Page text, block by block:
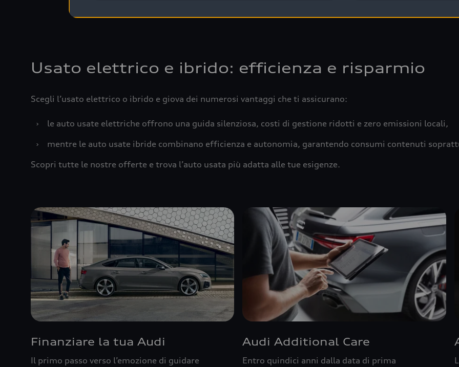
Usato elettrico e ibrido: efficienza e risparmio
Scegli l’usato elettrico o ibrido e giova dei numerosi vantaggi che ti assicurano:
›
le auto usate elettriche offrono una guida silenziosa, costi di gestione ridotti e zero emissioni locali,
›
mentre le auto usate ibride combinano efficienza e autonomia, garantendo consumi contenuti
Scopri tutte le nostre offerte e trova l’auto usata più adatta alle tue esigenze.
Finanziare la tua Audi
Il primo passo verso l’emozione di guidare
Audi Additional Care
Entro quindici anni dalla data di prima